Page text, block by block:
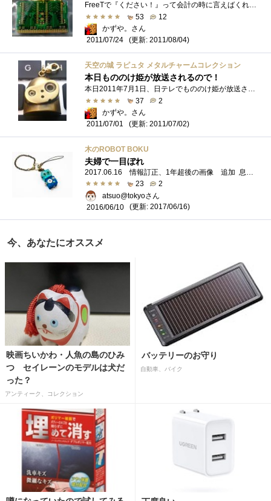
FreeTで『ください！』って会計の時に言えばくれるとツイッターに書いてあったので、ちょっとよってもらってきました！意外といい出来ですねｗ...
53
12
かずや。さん
2011/07/24
(更新: 2011/08/04)
天空の城 ラピュタ メタルチャームコレクション
本日もののけ姫が放送されるので！
本日2011年7月1日、日テレでもののけ姫が放送されるということで、ジブリつながりの登録でございます！メタルチャームコレクションのロボット�...
37
2
かずや。さん
2011/07/01
(更新: 2011/07/02)
木のROBOT BOKU
夫婦で一目ぼれ
23
2
atsuo@tokyoさん
2016/06/10
(更新: 2017/06/16)
今、あなたにオススメ
映画ちいかわ・人魚の島のひみ
つ セイレーンのモデルは犬だ
った？
アンティーク、コレクション
バッテリーのお守り
自動車、バイク